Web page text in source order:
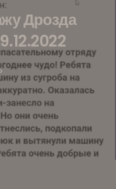
Дрозда